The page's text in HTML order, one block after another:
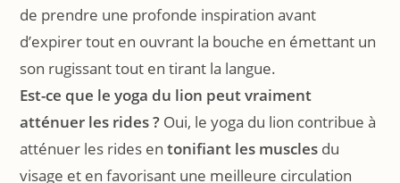
de prendre une profonde inspiration avant
d’expirer tout en ouvrant la bouche en émettant un
son rugissant tout en tirant la langue.
Est-ce que le yoga du lion peut vraiment
atténuer les rides ? Oui, le yoga du lion contribue à
atténuer les rides entonifiant les muscles du
visage et en favorisant une meilleure circulation